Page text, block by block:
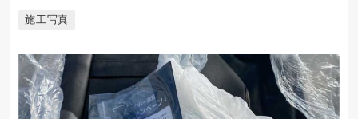
施工写真